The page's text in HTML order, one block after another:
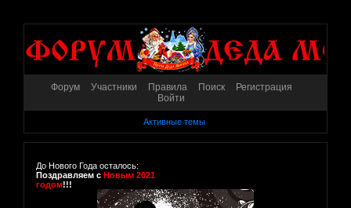
Форум Участники Правила Поиск
Регистрация
Войти
Активные темы
До Нового Года осталось:
Поздравляем с Новым 2021
годом!!!